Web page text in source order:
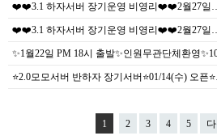
❤️❤️3.1 하자서버 장기운영 비영리❤️❤️2월27일
❤️❤️3.1 하자서버 장기운영 비영리❤️❤️2월27일
✨1월22일 PM 18시 출발✨인원무관단체환영
⭐2.0모모서버 반하자 장기서버⭐01/14(수) 오픈
1 2 3 4 5